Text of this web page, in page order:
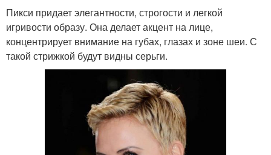
Пикси придает элегантности, строгости и легкой
игривости образу. Она делает акцент на лице,
концентрирует внимание на губах, глазах и зоне шеи. С
такой стрижкой будут видны серьги.